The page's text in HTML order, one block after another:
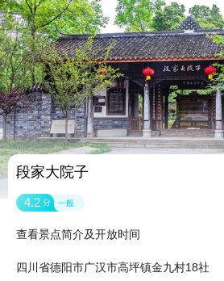
段家大院子
4.2 分 一般
查看景点简介及开放时间
四川省德阳市广汉市高坪镇金九村18社
